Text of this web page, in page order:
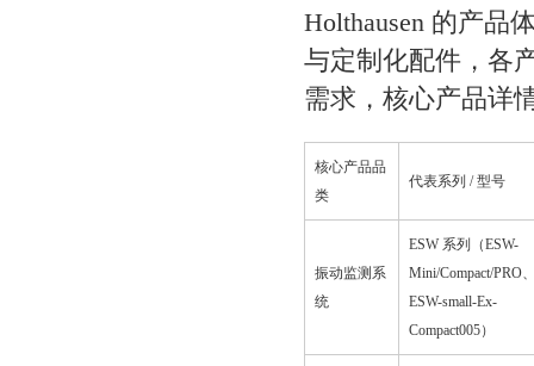
Holthausen 的产品
与定制化配件，各
需求，核心产品详
核心产品品
类
代表系列 / 型号
振动监测系
统
ESW 系列（ESW-
Mini/Compact/PRO
ESW-small-Ex-
Compact005）